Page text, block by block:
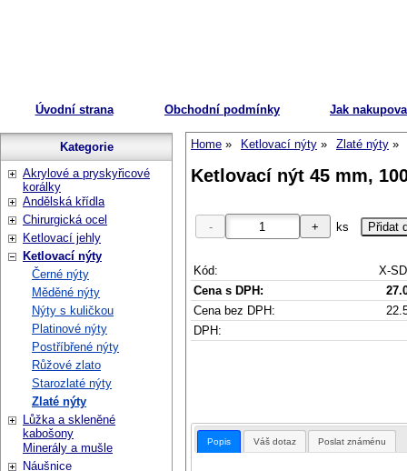
Úvodní strana Obchodní podmínky Jak
Home Ketlovací nýty Zlaté nýty
Ketlovací nýt 45 mm,
ks
Kód:
X-
Cena s DPH:
Cena bez DPH:
DPH:
Popis Váš dotaz Poslat známénu
Kategorie
Akrylové a pryskyřicové
korálky
Andělská křídla
Chirurgická ocel
Ketlovací jehly
Ketlovací nýty
Černé nýty
Měděné nýty
Nýty s kuličkou
Platinové nýty
Postříbřené nýty
Růžové zlato
Starozlaté nýty
Zlaté nýty
Lůžka a skleněné
kabošony
Minerály a mušle
Náušnice